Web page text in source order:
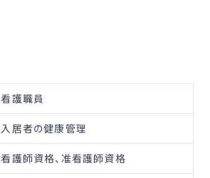
看護職員
入居者の健康管理
看護師資格、准看護師資格